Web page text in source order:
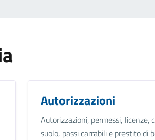
Autorizzazioni
Autorizzazioni, permessi, licenze,
suolo, passi carrabili e prestito di